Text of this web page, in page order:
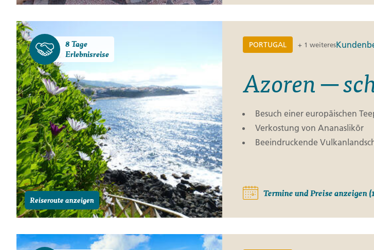
8 Tage
Erlebnisreise
Reiseroute anzeigen
PORTUGAL + 1 weiteres
Azoren ─
Besuch einer europäischen
Verkostung von Ananaslikör
Beeindruckende
Termine und Preise anzeigen